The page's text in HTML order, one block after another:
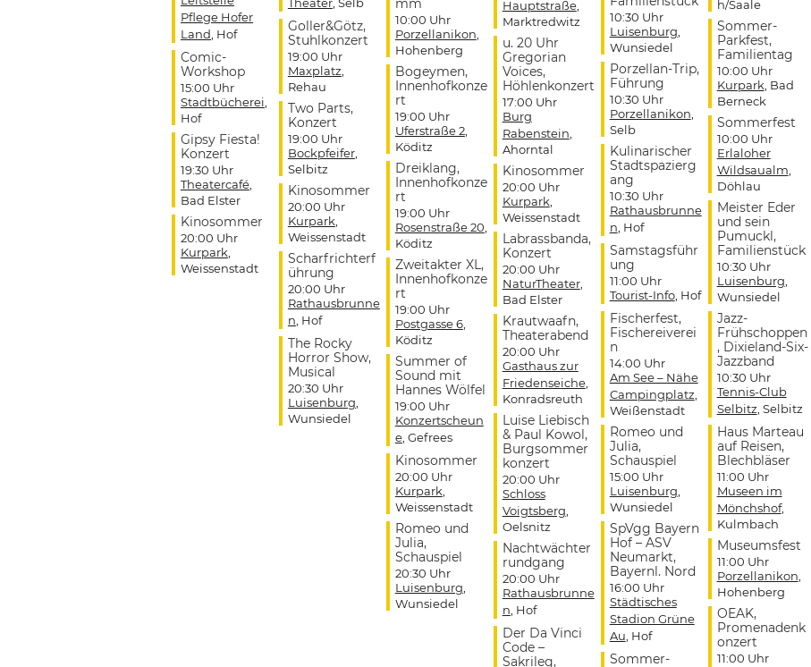
Pflege Hofer
Land , Hof
Comic-
Workshop
15:00 Uhr
Stadtbücherei
Hof
Gipsy Fiesta!
Konzert
19:30 Uhr
Theatercafé,
Bad Elster
Kinosommer
20:00 Uhr
Kurpark
Weissenstadt
Goller&Götz,
Stuhlkonzert
19:00 Uhr
Maxplatz
Rehau
Two Parts,
Konzert
19:00 Uhr
Bockpfeifer,
Selbitz
Kinosommer
20:00 Uhr
Kurpark
Weissenstadt
Scharfrichterf
ührung
20:00 Uhr
Rathausbrunne
n , Hof
The Rocky
Horror Show,
Musical
20:30 Uhr
Luisenburg
Wunsiedel
mm
10:00 Uhr
Porzellanikon
Hohenberg
Bogeymen,
Innenhofkonze
rt
19:00 Uhr
Uferstraße 2,
Köditz
Dreiklang,
Innenhofkonze
rt
19:00 Uhr
Rosenstraße 20
Köditz
Zweitakter XL,
Innenhofkonze
rt
19:00 Uhr
Postgasse 6,
Köditz
Summer of
Sound mit
Hannes Wölfel
19:00 Uhr
Konzertscheun
e, Gefrees
Kinosommer
20:00 Uhr
Kurpark
Weissenstadt
Romeo und
Julia,
Schauspiel
20:30 Uhr
Luisenburg
Wunsiedel
Hauptstraße,
Marktredwitz
u. 20 Uhr
Gregorian
Voices,
Höhlenkonzert
17:00 Uhr
Burg
Rabenstein
Ahorntal
Kinosommer
20:00 Uhr
Kurpark
Weissenstadt
Labrassbanda,
Konzert
20:00 Uhr
NaturTheater,
Bad Elster
Krautwaafn,
Theaterabend
20:00 Uhr
Gasthaus zur
Friedenseiche,
Konradsreuth
Luise Liebisch
& Paul Kowol,
Burgsommer
konzert
20:00 Uhr
Schloss
Voigtsberg
Oelsnitz
Nachtwächter
rundgang
20:00 Uhr
Rathausbrunne
n , Hof
Der Da Vinci
Code –
Sakrileg,
10:30 Uhr
Luisenburg
Wunsiedel
Porzellan-Trip,
Führung
10:30 Uhr
Porzellanikon
Selb
Kulinarischer
Stadtspazierg
ang
10:30 Uhr
Rathausbrunne
n , Hof
Samstagsführ
ung
11:00 Uhr
Tourist-Info, Hof
Fischerfest,
Fischereiverei
n
14:00 Uhr
Am See – Nähe
Campingplatz
Weißenstadt
Romeo und
Julia,
Schauspiel
15:00 Uhr
Luisenburg
Wunsiedel
SpVgg Bayern
Hof – ASV
Neumarkt,
Bayernl. Nord
16:00 Uhr
Städtisches
Stadion Grüne
Au , Hof
Sommer-
h/Saale
Sommer-
Parkfest,
Familientag
10:00 Uhr
Kurpark , Bad
Berneck
Sommerfest
10:00 Uhr
Erlaloher
Wildsaualm
Döhlau
Meister Eder
und sein
Pumuckl,
Familienstück
10:30 Uhr
Luisenburg
Wunsiedel
Jazz-
Frühschoppen
, Dixieland-Six-
Jazzband
10:30 Uhr
Tennis-Club
Selbitz , Selbitz
Haus Marteau
auf Reisen,
Blechbläser
11:00 Uhr
Museen im
Mönchshof,
Kulmbach
Museumsfest
11:00 Uhr
Porzellanikon
Hohenberg
OEAK,
Promenadenk
onzert
11:00 Uhr